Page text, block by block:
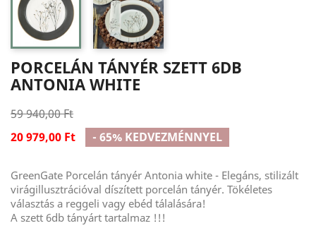
PORCELÁN TÁNYÉR SZETT 6DB
ANTONIA WHITE
59 940,00 Ft
20 979,00 Ft
- 65% KEDVEZMÉNNYEL
GreenGate Porcelán tányér Antonia white - Elegáns, stilizált
virágillusztrációval díszített porcelán tányér. Tökéletes
választás a reggeli vagy ebéd tálalására!
A szett 6db tányárt tartalmaz !!!